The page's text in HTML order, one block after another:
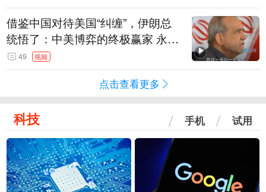
借鉴中国对待美国“纠缠”，伊朗总
统悟了：中美博弈的终极赢家 永远
是埋头发展的那一国 伊朗要学中
国“做好自己的事”
49 视频
点击查看更多
科技 手机 试用